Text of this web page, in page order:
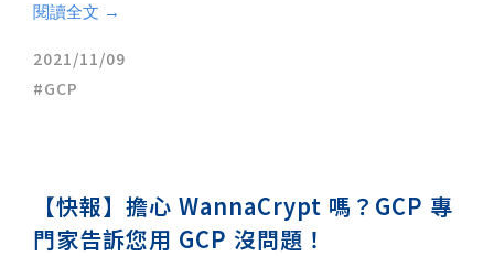
閱讀全文 →
2021/11/09
GCP
【快報】擔心 WannaCrypt 嗎？GCP 專
門家告訴您用 GCP 沒問題！